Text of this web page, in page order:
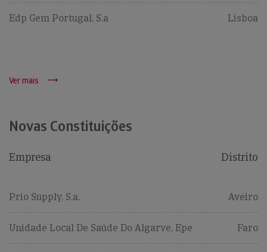
Edp Gem Portugal, S.a Lisboa
Ver mais
Novas Constituições
Empresa Distrito
Prio Supply, S.a. Aveiro
Unidade Local De Saúde Do Algarve, Epe Faro